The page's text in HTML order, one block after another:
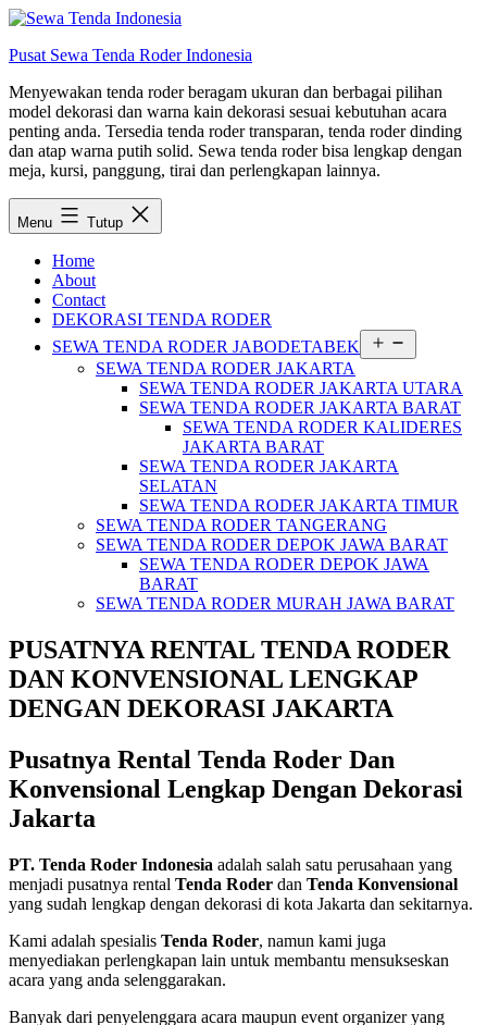
Lewati
konten
Pusat Sewa Tenda Roder Indonesia
Menyewakan tenda roder beragam ukuran dan berbagai pilihan
model dekorasi dan warna kain dekorasi sesuai kebutuhan acara
penting anda. Tersedia tenda roder transparan, tenda roder dinding
dan atap warna putih solid. Sewa tenda roder bisa lengkap dengan
meja, kursi, panggung, tirai dan perlengkapan lainnya.
Menu Tutup
Home
About
Contact
DEKORASI TENDA RODER
SEWA TENDA RODER JABODETABEK
menu
SEWA TENDA RODER JAKARTA
SEWA TENDA RODER JAKARTA UTARA
SEWA TENDA RODER JAKARTA BARAT
SEWA TENDA RODER KALIDERES
JAKARTA BARAT
SEWA TENDA RODER JAKARTA
SELATAN
SEWA TENDA RODER JAKARTA TIMUR
SEWA TENDA RODER TANGERANG
SEWA TENDA RODER DEPOK JAWA BARAT
SEWA TENDA RODER DEPOK JAWA
BARAT
SEWA TENDA RODER MURAH JAWA BARAT
PUSATNYA RENTAL TENDA RODER
DAN KONVENSIONAL LENGKAP
DENGAN DEKORASI JAKARTA
Pusatnya Rental Tenda Roder Dan
Konvensional Lengkap Dengan Dekorasi
Jakarta
PT. Tenda Roder Indonesia adalah salah satu perusahaan yang
menjadi pusatnya rental Tenda Roder dan Tenda Konvensional
yang sudah lengkap dengan dekorasi di kota Jakarta dan sekitarnya.
Kami adalah spesialis Tenda Roder, namun kami juga
menyediakan perlengkapan lain untuk membantu mensukseskan
acara yang anda selenggarakan.
Banyak dari penyelenggara acara maupun event organizer yang